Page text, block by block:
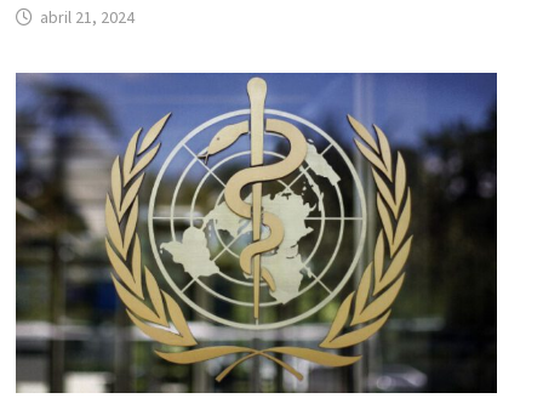
abril 21, 2024